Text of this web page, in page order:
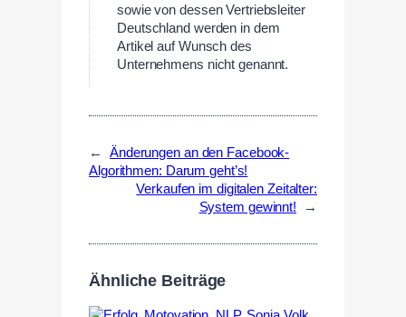
sowie von dessen Vertriebsleiter
Deutschland werden in dem
Artikel auf Wunsch des
Unternehmens nicht genannt.
←
Änderungen an den Facebook-
Algorithmen: Darum geht’s!
Verkaufen im digitalen Zeitalter:
System gewinnt!
→
Ähnliche Beiträge